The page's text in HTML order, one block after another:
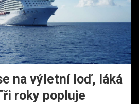
na výletní loď, láká
roky popluje